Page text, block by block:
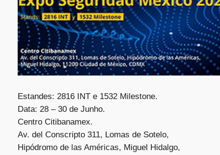
SOBRE NOSOTROS
Estandes: 2816 INT e 1532 Milestone.
Data: 28 – 30 de Junho.
Centro Citibanamex.
Av. del Conscripto 311, Lomas de Sotelo,
Hipódromo de las Américas, Miguel Hidalgo,